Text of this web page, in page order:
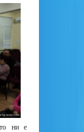
ни е